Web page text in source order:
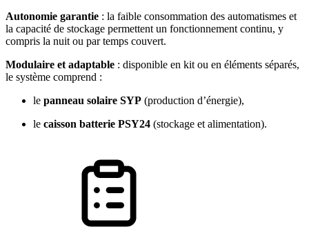
Autonomie garantie : la faible consommation des automatismes et
la capacité de stockage permettent un fonctionnement continu, y
compris la nuit ou par temps couvert.
Modulaire et adaptable : disponible en kit ou en éléments séparés,
le système comprend :
le panneau solaire SYP (production d’énergie),
le caisson batterie PSY24 (stockage et alimentation).